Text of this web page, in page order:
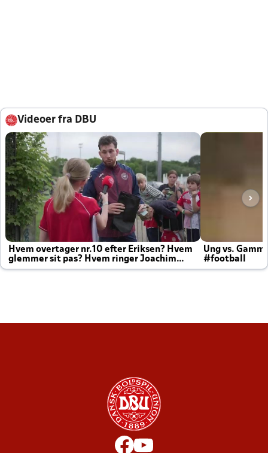
Videoer fra DBU
Hvem overtager nr.10 efter Eriksen? Hvem
glemmer sit pas? Hvem ringer Joachim
altid til efter kampe?
Ung vs.
#football